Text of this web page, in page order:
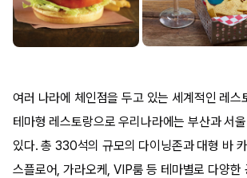
여러 나라에 체인점을 두고 있는 세계적인 레스
테마형 레스토랑으로 우리나라에는 부산과 서
있다. 총 330석의 규모의 다이닝존과 대형 바
스플로어, 가라오케, VIP룸 등 테마별로 다양한